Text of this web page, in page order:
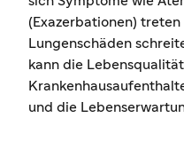
(Exazerbationen)
Lungenschäden
kann die
und die